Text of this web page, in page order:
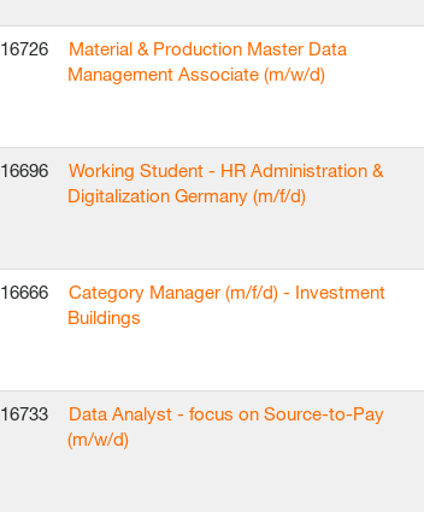
16726
Material & Production Master Data
Management Associate (m/w/d)
16696
Working Student - HR Administration &
Digitalization Germany (m/f/d)
16666
Category Manager (m/f/d) - Investment
Buildings
16733
Data Analyst - focus on Source-to-Pay
(m/w/d)